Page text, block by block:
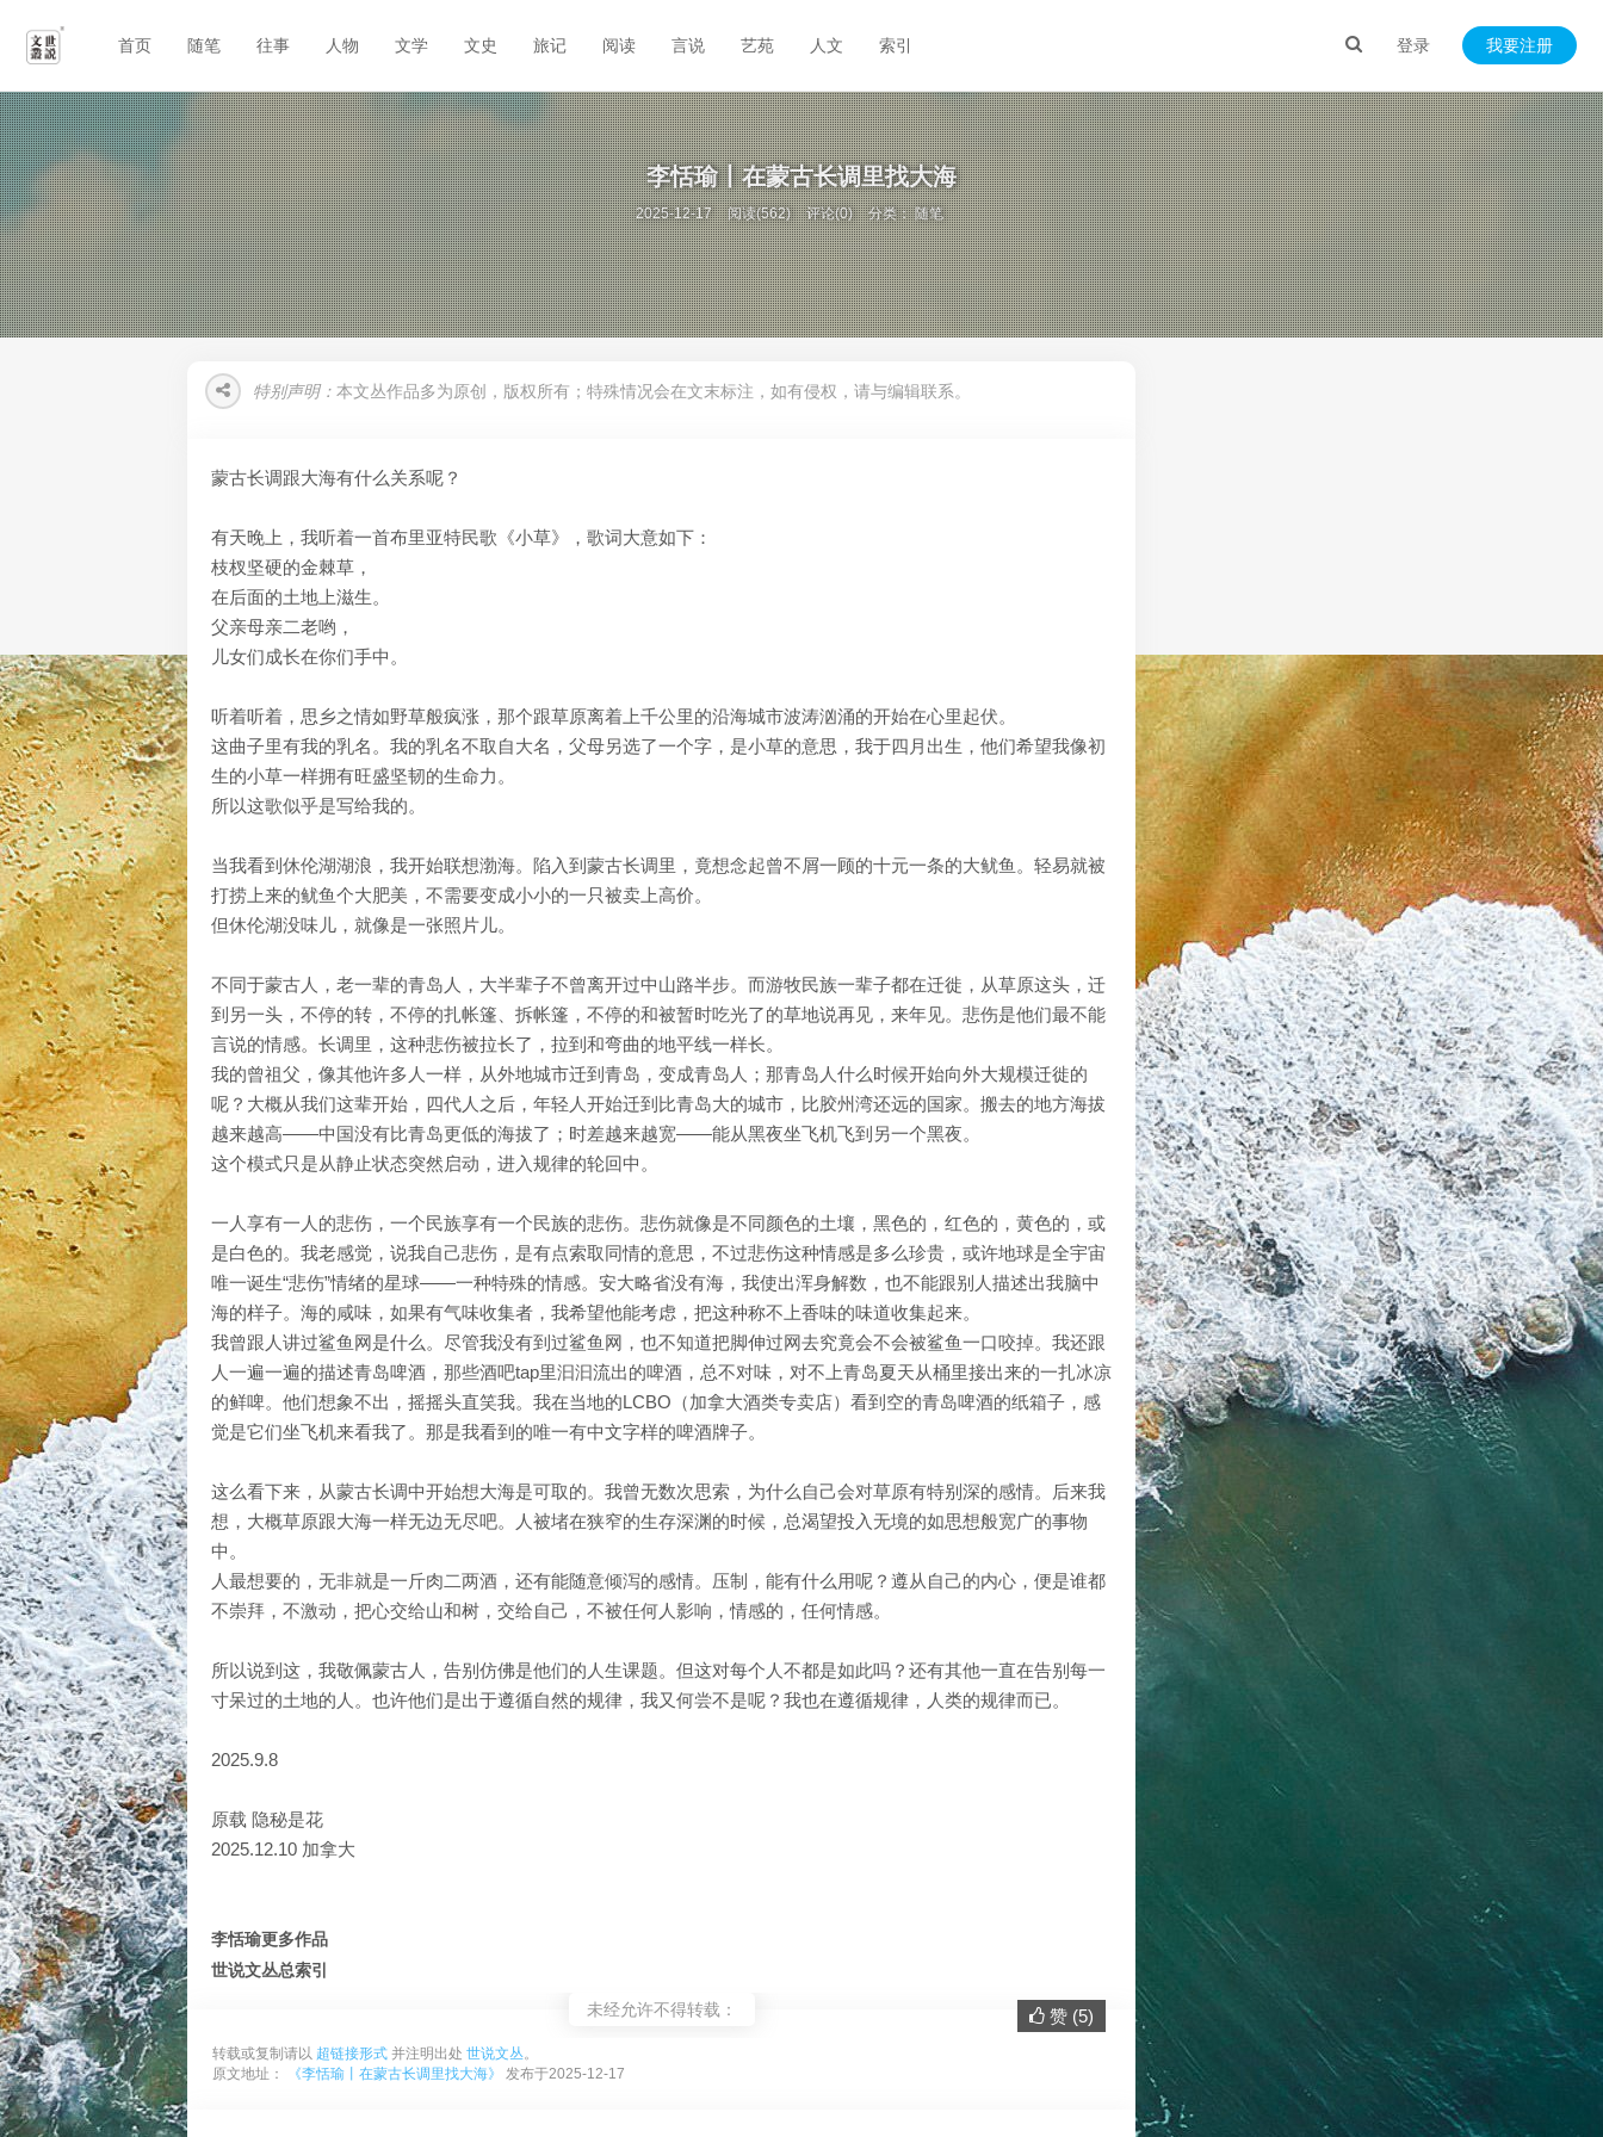
登录 我要注册
首页 随笔 往事 人物 文学 文史 旅记 阅读 言说 艺苑 人文 索引
李恬瑜丨在蒙古长调里找大海
2025-12-17 阅读(562) 评论(0) 分类：随笔
特别声明： 本文丛作品多为原创，版权所有；特殊情况会在文末标注，如有侵权，请与编辑联系。
蒙古长调跟大海有什么关系呢？
有天晚上，我听着一首布里亚特民歌《小草》，歌词大意如下：
枝杈坚硬的金棘草，
在后面的土地上滋生。
父亲母亲二老哟，
儿女们成长在你们手中。
听着听着，思乡之情如野草般疯涨，那个跟草原离着上千公里的沿海城市波涛汹涌的开始在心里起伏。
这曲子里有我的乳名。我的乳名不取自大名，父母另选了一个字，是小草的意思，我于四月出生，他们希望我像初
生的小草一样拥有旺盛坚韧的生命力。
所以这歌似乎是写给我的。
当我看到休伦湖湖浪，我开始联想渤海。陷入到蒙古长调里，竟想念起曾不屑一顾的十元一条的大鱿鱼。轻易就被
打捞上来的鱿鱼个大肥美，不需要变成小小的一只被卖上高价。
但休伦湖没味儿，就像是一张照片儿。
不同于蒙古人，老一辈的青岛人，大半辈子不曾离开过中山路半步。而游牧民族一辈子都在迁徙，从草原这头，迁
到另一头，不停的转，不停的扎帐篷、拆帐篷，不停的和被暂时吃光了的草地说再见，来年见。悲伤是他们最不能
言说的情感。长调里，这种悲伤被拉长了，拉到和弯曲的地平线一样长。
我的曾祖父，像其他许多人一样，从外地城市迁到青岛，变成青岛人；那青岛人什么时候开始向外大规模迁徙的
呢？大概从我们这辈开始，四代人之后，年轻人开始迁到比青岛大的城市，比胶州湾还远的国家。搬去的地方海拔
越来越高——中国没有比青岛更低的海拔了；时差越来越宽——能从黑夜坐飞机飞到另一个黑夜。
这个模式只是从静止状态突然启动，进入规律的轮回中。
一人享有一人的悲伤，一个民族享有一个民族的悲伤。悲伤就像是不同颜色的土壤，黑色的，红色的，黄色的，或
是白色的。我老感觉，说我自己悲伤，是有点索取同情的意思，不过悲伤这种情感是多么珍贵，或许地球是全宇宙
唯一诞生“悲伤”情绪的星球——一种特殊的情感。安大略省没有海，我使出浑身解数，也不能跟别人描述出我脑中
海的样子。海的咸味，如果有气味收集者，我希望他能考虑，把这种称不上香味的味道收集起来。
我曾跟人讲过鲨鱼网是什么。尽管我没有到过鲨鱼网，也不知道把脚伸过网去究竟会不会被鲨鱼一口咬掉。我还跟
人一遍一遍的描述青岛啤酒，那些酒吧tap里汩汩流出的啤酒，总不对味，对不上青岛夏天从桶里接出来的一扎冰凉
的鲜啤。他们想象不出，摇摇头直笑我。我在当地的LCBO（加拿大酒类专卖店）看到空的青岛啤酒的纸箱子，感
觉是它们坐飞机来看我了。那是我看到的唯一有中文字样的啤酒牌子。
这么看下来，从蒙古长调中开始想大海是可取的。我曾无数次思索，为什么自己会对草原有特别深的感情。后来我
想，大概草原跟大海一样无边无尽吧。人被堵在狭窄的生存深渊的时候，总渴望投入无境的如思想般宽广的事物
中。
人最想要的，无非就是一斤肉二两酒，还有能随意倾泻的感情。压制，能有什么用呢？遵从自己的内心，便是谁都
不崇拜，不激动，把心交给山和树，交给自己，不被任何人影响，情感的，任何情感。
所以说到这，我敬佩蒙古人，告别仿佛是他们的人生课题。但这对每个人不都是如此吗？还有其他一直在告别每一
寸呆过的土地的人。也许他们是出于遵循自然的规律，我又何尝不是呢？我也在遵循规律，人类的规律而已。
2025.9.8
原载 隐秘是花
2025.12.10 加拿大
李恬瑜更多作品
世说文丛总索引
赞 (5)
未经允许不得转载：
转载或复制请以 超链接形式 并注明出处 世说文丛。
原文地址：
《李恬瑜丨在蒙古长调里找大海》 发布于2025-12-17